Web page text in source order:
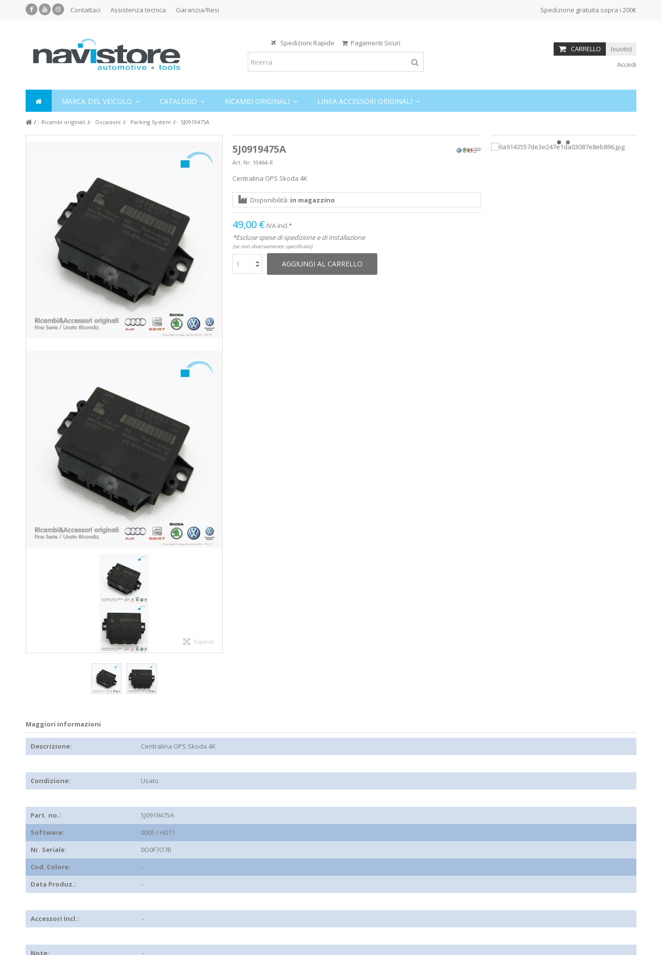
Contattaci Assistenza tecnica Garanzia/Resi Spedizione gratuita sopra i 200€
Spedizioni Rapide Pagamenti Sicuri
CARRELLO
(vuoto)
Accedi
MARCA DEL VEICOLO CATALOGO RICAMBI ORIGINALI LINEA ACCESSORI ORIGINALI
Ricambi originali Occasioni Parking System 5J0919475A
Espandi
5J0919475A
Art. Nr: 10464-R
Centralina OPS Skoda 4K
Disponibilità: in magazzino
49,00 € IVA incl.*
*Escluse spese di spedizione e di installazione
(se non diversamente specificato)
AGGIUNGI AL CARRELLO
Maggiori informazioni
Descrizione: Centralina OPS Skoda 4K
Condizione: Usato
Part. no.:
5J0919475A
Software:
0005 / H011
Nr. Seriale:
0O0F7O7B
Cod. Colore:
-
Data Produz.:
-
Accessori Incl.: -
Note: -